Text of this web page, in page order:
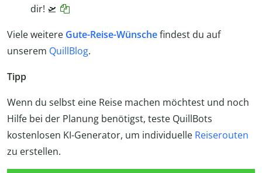
dir! 🛫
Viele weitere Gute-Reise-Wünschefindest du auf
unserem QuillBlog.
Tipp
Wenn du selbst eine Reise machen möchtest und noch
Hilfe bei der Planung benötigst, teste QuillBots
kostenlosen KI-Generator, um individuelle Reiserouten
zu erstellen.